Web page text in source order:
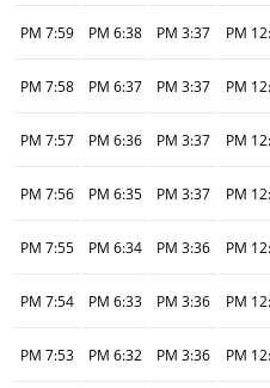
3:37 PM
6:38 PM
7:59 PM
3:37 PM
6:37 PM
7:58 PM
3:37 PM
6:36 PM
7:57 PM
3:37 PM
6:35 PM
7:56 PM
3:36 PM
6:34 PM
7:55 PM
3:36 PM
6:33 PM
7:54 PM
3:36 PM
6:32 PM
7:53 PM